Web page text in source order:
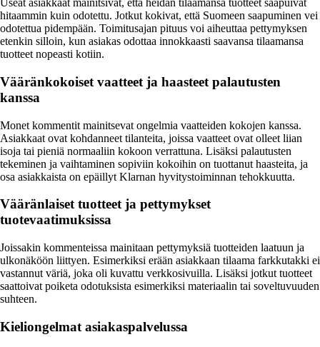
Useat asiakkaat mainitsivat, että heidän tilaamansa tuotteet saapuivat
hitaammin kuin odotettu. Jotkut kokivat, että Suomeen saapuminen vei
odotettua pidempään. Toimitusajan pituus voi aiheuttaa pettymyksen
etenkin silloin, kun asiakas odottaa innokkaasti saavansa tilaamansa
tuotteet nopeasti kotiin.
Vääränkokoiset vaatteet ja haasteet palautusten
kanssa
Monet kommentit mainitsevat ongelmia vaatteiden kokojen kanssa.
Asiakkaat ovat kohdanneet tilanteita, joissa vaatteet ovat olleet liian
isoja tai pieniä normaaliin kokoon verrattuna. Lisäksi palautusten
tekeminen ja vaihtaminen sopiviin kokoihin on tuottanut haasteita, ja
osa asiakkaista on epäillyt Klarnan hyvitystoiminnan tehokkuutta.
Vääränlaiset tuotteet ja pettymykset
tuotevaatimuksissa
Joissakin kommenteissa mainitaan pettymyksiä tuotteiden laatuun ja
ulkonäköön liittyen. Esimerkiksi erään asiakkaan tilaama farkkutakki ei
vastannut väriä, joka oli kuvattu verkkosivuilla. Lisäksi jotkut tuotteet
saattoivat poiketa odotuksista esimerkiksi materiaalin tai soveltuvuuden
suhteen.
Kieliongelmat asiakaspalvelussa